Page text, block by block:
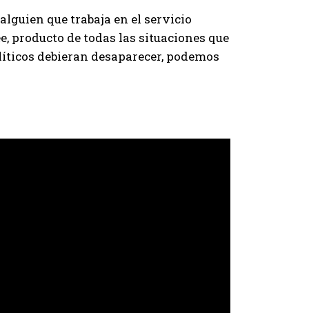
que trabaja en el servicio
producto de todas las situaciones que
debieran desaparecer, podemos